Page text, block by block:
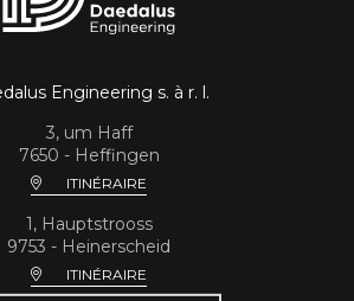
Engineering s. à r. l.
3, um Haff
7650 - Heffingen
ITINÉRAIRE
1, Hauptstrooss
9753 - Heinerscheid
ITINÉRAIRE